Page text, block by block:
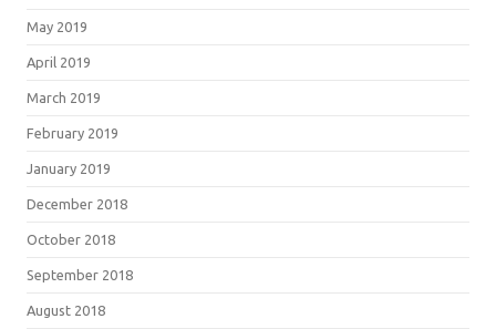
May 2019
April 2019
March 2019
February 2019
January 2019
December 2018
October 2018
September 2018
August 2018